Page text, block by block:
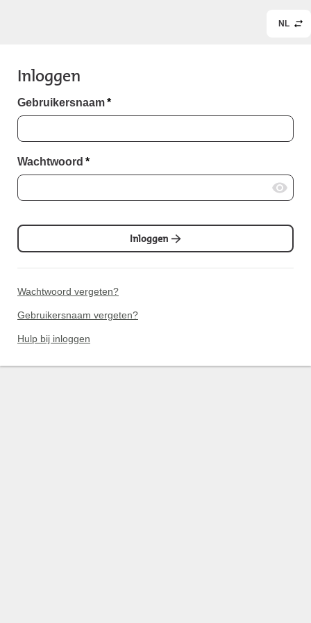
NL
Inloggen
Gebruikersnaam*
Wachtwoord *
Inloggen
Wachtwoord vergeten?
Gebruikersnaam vergeten?
Hulp bij inloggen